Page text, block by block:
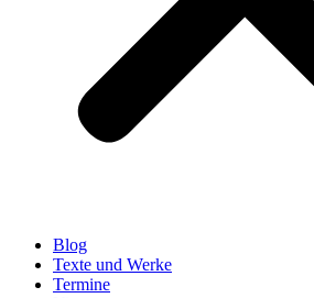
Blog
Texte und Werke
Termine